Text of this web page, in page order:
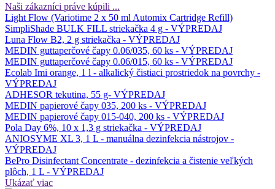
Naši zákazníci práve kúpili ...
Light Flow (Variotime 2 x 50 ml Automix Cartridge Refill)
SimpliShade BULK FILL striekačka 4 g - VÝPREDAJ
Luna Flow B2, 2 g striekačka - VÝPREDAJ
MEDIN guttaperčové čapy 0.06/035, 60 ks - VÝPREDAJ
MEDIN guttaperčové čapy 0.06/015, 60 ks - VÝPREDAJ
Ecolab Imi orange, 1 l - alkalický čistiaci prostriedok na povrchy -
VÝPREDAJ
ADHESOR tekutina, 55 g- VÝPREDAJ
MEDIN papierové čapy 035, 200 ks - VÝPREDAJ
MEDIN papierové čapy 015-040, 200 ks - VÝPREDAJ
Pola Day 6%, 10 x 1,3 g striekačka - VÝPREDAJ
ANIOSYME XL 3, 1 L - manuálna dezinfekcia nástrojov -
VÝPREDAJ
BePro Disinfectant Concentrate - dezinfekcia a čistenie veľkých
plôch, 1 L - VÝPREDAJ
Ukázať viac